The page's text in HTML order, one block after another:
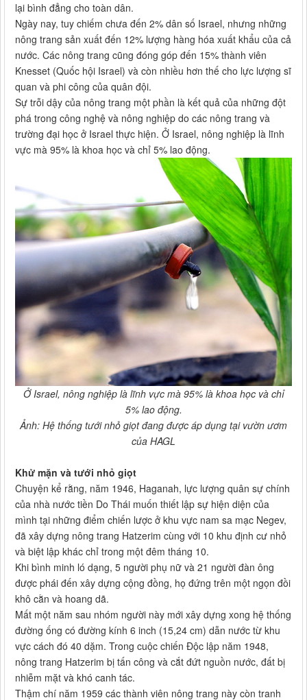
lại bình đẳng cho toàn dân.
Ngày nay, tuy chiếm chưa đến 2% dân số Israel, nhưng những
nông trang sản xuất đến 12% lượng hàng hóa xuất khẩu của cả
nước. Các nông trang cũng đóng góp đến 15% thành viên
Knesset (Quốc hội Israel) và còn nhiều hơn thế cho lực lượng sĩ
quan và phi công của quân đội.
Sự trỗi dậy của nông trang một phần là kết quả của những đột
phá trong công nghệ và nông nghiệp do các nông trang và
trường đại học ở Israel thực hiện. Ở Israel, nông nghiệp là lĩnh
vực mà 95% là khoa học và chỉ 5% lao động.
Ở Israel, nông nghiệp là lĩnh vực mà 95% là khoa học và chỉ
5% lao động.
Ảnh: Hệ thống tưới nhỏ giọt đang được áp dụng tại vườn ươm
của HAGL
Khử mặn và tưới nhỏ giọt
Chuyện kể rằng, năm 1946, Haganah, lực lượng quân sự chính
của nhà nước tiền Do Thái muốn thiết lập sự hiện diện của
mình tại những điểm chiến lược ở khu vực nam sa mạc Negev,
đã xây dựng nông trang Hatzerim cùng với 10 khu định cư nhỏ
và biệt lập khác chỉ trong một đêm tháng 10.
Khi bình minh ló dạng, 5 người phụ nữ và 21 người đàn ông
được phái đến xây dựng cộng đồng, họ đứng trên một ngọn đồi
khô cằn và hoang dã.
Mất một năm sau nhóm người này mới xây dựng xong hệ thống
đường ống có đường kính 6 inch (15,24 cm) dẫn nước từ khu
vực cách đó 40 dặm. Trong cuộc chiến Độc lập năm 1948,
nông trang Hatzerim bị tấn công và cắt đứt nguồn nước, đất bị
nhiễm mặt và khó canh tác.
Thậm chí năm 1959 các thành viên nông trang này còn tranh